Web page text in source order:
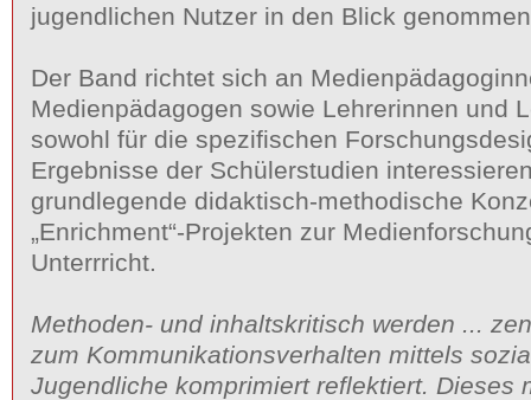
jugendlichen Nutzer in den Blick
Der Band richtet sich an
Medienpädagogen sowie Lehrerinnen und
sowohl für die spezifischen
Ergebnisse der Schülerstudien
grundlegende didaktisch-methodische
„Enrichment“-Projekten zur
Unterrricht.
Methoden- und inhaltskritisch werden ...
zum Kommunikationsverhalten mittels
Jugendliche komprimiert reflektiert. Dieses